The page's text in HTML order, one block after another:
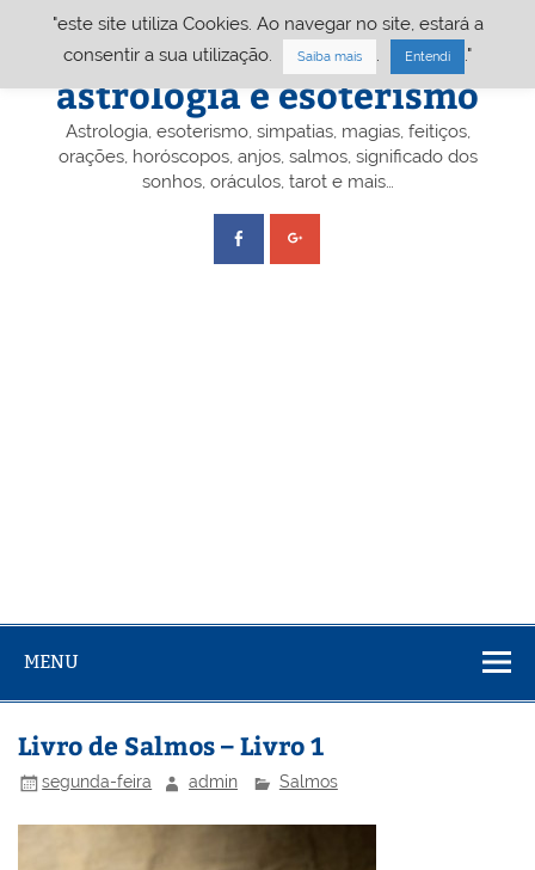
Portal A&E – Portal
astrologia e esoterismo
Astrologia, esoterismo, simpatias, magias, feitiços,
orações, horóscopos, anjos, salmos, significado dos
sonhos, oráculos, tarot e mais…
MENU
Livro de Salmos – Livro 1
segunda-feira admin Salmos
"este site utiliza Cookies. Ao navegar no site, estará a
consentir a sua utilização.
Saiba mais Entendi ."